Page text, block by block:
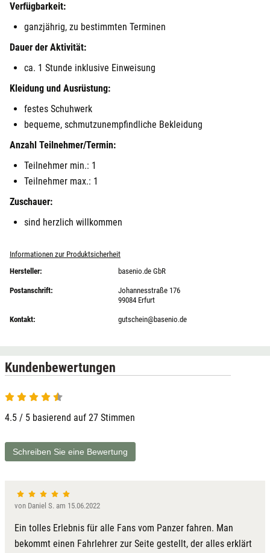
Verfügbarkeit:
ganzjährig, zu bestimmten Terminen
Dauer der Aktivität:
ca. 1 Stunde inklusive Einweisung
Kleidung und Ausrüstung:
festes Schuhwerk
bequeme, schmutzunempfindliche Bekleidung
Anzahl Teilnehmer/Termin:
Teilnehmer min.: 1
Teilnehmer max.: 1
Zuschauer:
sind herzlich willkommen
Informationen zur Produktsicherheit
Hersteller:
basenio.de GbR
Postanschrift:
Johannesstraße 176
99084 Erfurt
Kontakt: gutschein@basenio.de
Kundenbewertungen
4.5 / 5 basierend auf 27 Stimmen
Schreiben Sie eine Bewertung
von Daniel S. am 15.06.2022
Ein tolles Erlebnis für alle Fans vom Panzer fahren. Man
bekommt einen Fahrlehrer zur Seite gestellt, der alles erklärt